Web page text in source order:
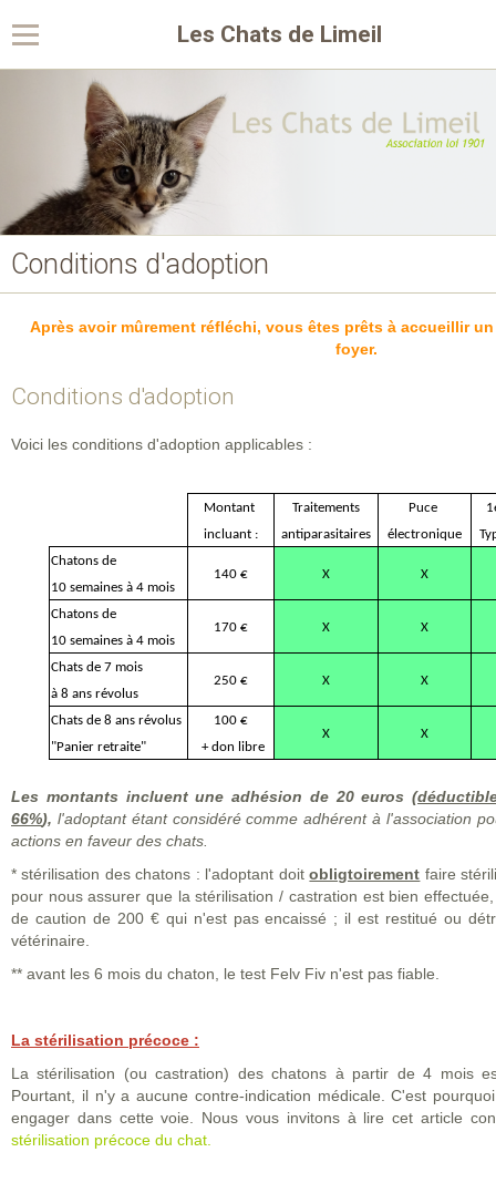
Les Chats de Limeil
Conditions d'adoption
Après avoir mûrement réfléchi, vous êtes prêts à accueillir
foyer.
Conditions d'adoption
Voici les conditions d'adoption applicables :
Montant Traitements Puce
incluant :
antiparasitaires électronique
Chatons de
140 €
X
X
10 semaines à 4 mois
Chatons de
170 €
X
X
10 semaines à 4 mois
Chats de 7 mois
250 €
X
X
à 8 ans révolus
Chats de 8 ans révolus
100 €
X
X
"Panier retraite"
+ don libre
Les montants incluent une adhésion de 20 euros (
66%), l'adoptant étant considéré comme adhérent à l'association
actions en faveur des chats.
* stérilisation des chatons : l'adoptant doitobligtoirement faire
pour nous assurer que la stérilisation / castration est bien
de caution de 200 € qui n'est pas encaissé ; il est restitué ou
vétérinaire.
** avant les 6 mois du chaton, le test Felv Fiv n'est pas fiable.
La stérilisation précoce :
La stérilisation (ou castration) des chatons à partir de 4 mois
Pourtant, il n'y a aucune contre-indication médicale. C'est
engager dans cette voie. Nous vous invitons à lire cet article
stérilisation précoce du chat.